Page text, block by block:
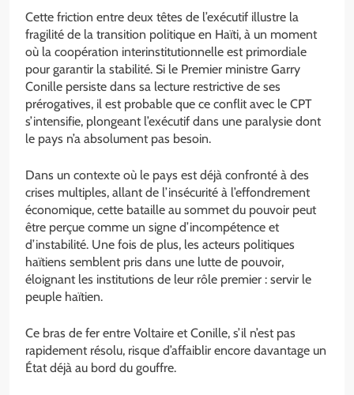
Cette friction entre deux têtes de l’exécutif illustre la
fragilité de la transition politique en Haïti, à un moment
où la coopération interinstitutionnelle est primordiale
pour garantir la stabilité. Si le Premier ministre Garry
Conille persiste dans sa lecture restrictive de ses
prérogatives, il est probable que ce conflit avec le CPT
s’intensifie, plongeant l’exécutif dans une paralysie dont
le pays n’a absolument pas besoin.
Dans un contexte où le pays est déjà confronté à des
crises multiples, allant de l’insécurité à l’effondrement
économique, cette bataille au sommet du pouvoir peut
être perçue comme un signe d’incompétence et
d’instabilité. Une fois de plus, les acteurs politiques
haïtiens semblent pris dans une lutte de pouvoir,
éloignant les institutions de leur rôle premier : servir le
peuple haïtien.
Ce bras de fer entre Voltaire et Conille, s’il n’est pas
rapidement résolu, risque d’affaiblir encore davantage un
État déjà au bord du gouffre.